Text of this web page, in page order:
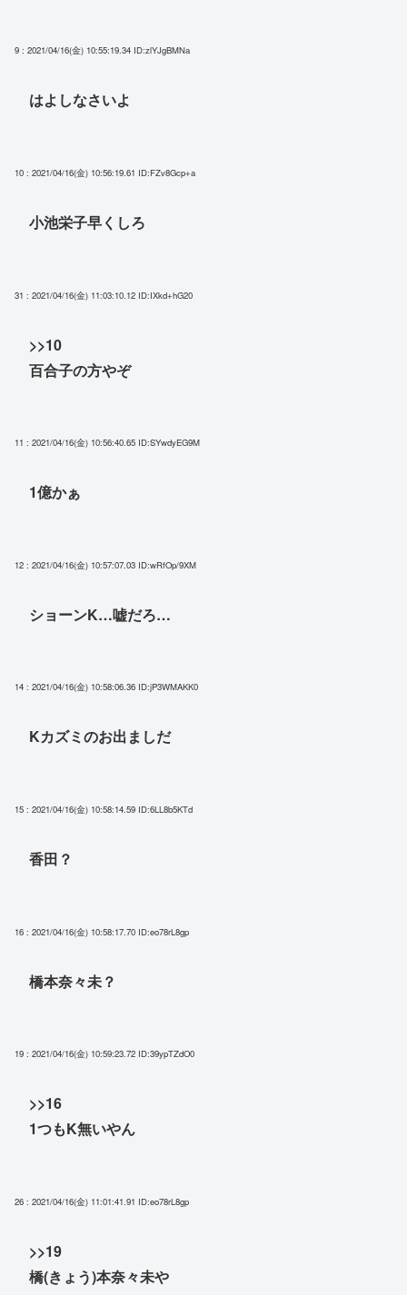
9 : 2021/04/16(金) 10:55:19.34 ID:zlYJgBMNa
はよしなさいよ
10 : 2021/04/16(金) 10:56:19.61 ID:FZv8Gcp+a
小池栄子早くしろ
31 : 2021/04/16(金) 11:03:10.12 ID:IXkd+hG20
>>10
百合子の方やぞ
11 : 2021/04/16(金) 10:56:40.65 ID:SYwdyEG9M
1億かぁ
12 : 2021/04/16(金) 10:57:07.03 ID:wRfOp/9XM
ショーンK…嘘だろ…
14 : 2021/04/16(金) 10:58:06.36 ID:jP3WMAKK0
Kカズミのお出ましだ
15 : 2021/04/16(金) 10:58:14.59 ID:6LL8b5KTd
香田？
16 : 2021/04/16(金) 10:58:17.70 ID:eo78rL8gp
橋本奈々未？
19 : 2021/04/16(金) 10:59:23.72 ID:39ypTZdO0
>>16
1つもK無いやん
26 : 2021/04/16(金) 11:01:41.91 ID:eo78rL8gp
>>19
橋(きょう)本奈々未や